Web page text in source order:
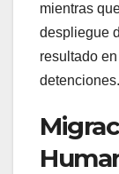
mientras
despliegue
resultado
detenciones.